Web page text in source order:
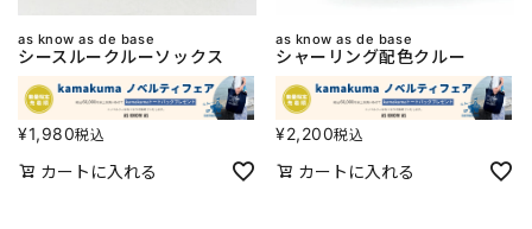
as know as de base
シースルークルーソックス
¥1,980税込
カートに入れる
as know as de base
シャーリング配色クルー
¥2,200税込
カートに入れる